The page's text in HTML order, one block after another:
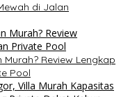
di Jalan
Review Lengkap
Pool